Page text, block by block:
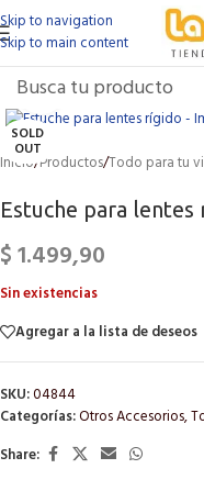
Skip to navigation
Skip to main content
SOLD
OUT
Click to enlarge
Inicio/Productos/Todo para tu
Estuche para lentes
$1.499,90
Sin existencias
Agregar a la lista de deseos
SKU:04844
Categorías:Otros Accesorios,
Share: